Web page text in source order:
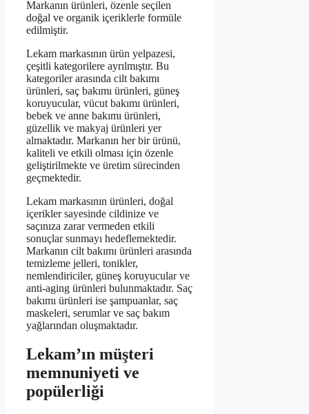
Markanın ürünleri, özenle seçilen
doğal ve organik içeriklerle formüle
edilmiştir.
Lekam markasının ürün yelpazesi,
çeşitli kategorilere ayrılmıştır. Bu
kategoriler arasında cilt bakımı
ürünleri, saç bakımı ürünleri, güneş
koruyucular, vücut bakımı ürünleri,
bebek ve anne bakımı ürünleri,
güzellik ve makyaj ürünleri yer
almaktadır. Markanın her bir ürünü,
kaliteli ve etkili olması için özenle
geliştirilmekte ve üretim sürecinden
geçmektedir.
Lekam markasının ürünleri, doğal
içerikler sayesinde cildinize ve
saçınıza zarar vermeden etkili
sonuçlar sunmayı hedeflemektedir.
Markanın cilt bakımı ürünleri arasında
temizleme jelleri, tonikler,
nemlendiriciler, güneş koruyucular ve
anti-aging ürünleri bulunmaktadır. Saç
bakımı ürünleri ise şampuanlar, saç
maskeleri, serumlar ve saç bakım
yağlarından oluşmaktadır.
Lekam’ın müşteri
memnuniyeti ve
popülerliği